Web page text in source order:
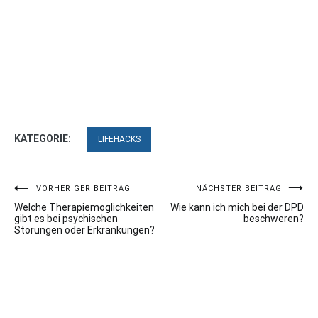
KATEGORIE: LIFEHACKS
Beitragsnavigation
VORHERIGER BEITRAG
Welche Therapiemoglichkeiten
gibt es bei psychischen
Storungen oder Erkrankungen?
NÄCHSTER BEITRAG
Wie kann ich mich bei der DPD
beschweren?